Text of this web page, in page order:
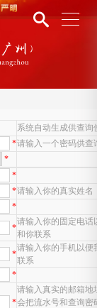
系统自动生成供查询
*请输入一个密码供查
*
*
*请输入你的真实姓名
*
*
请输入你的固定电话
和你联系
*
请输入你的手机以便
联系
*
*
请输入真实的邮箱地
会把流水号和查询密